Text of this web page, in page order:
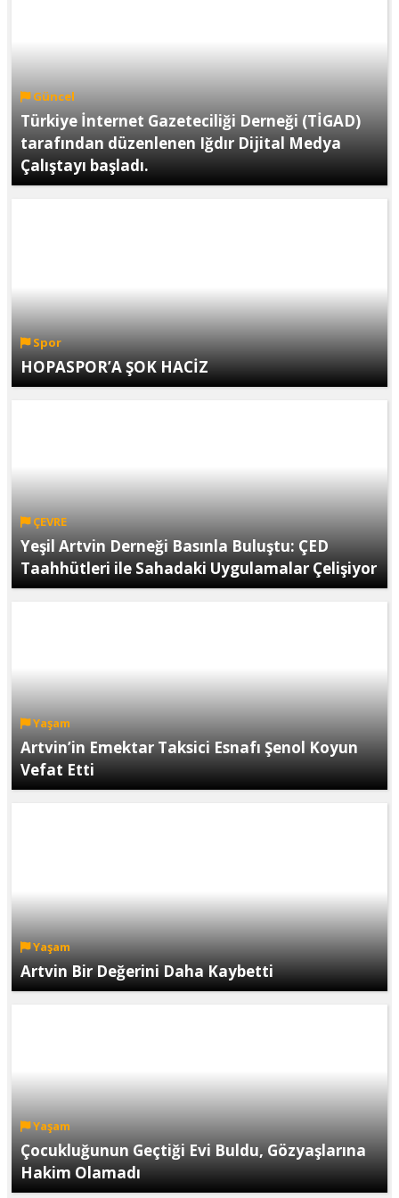
Güncel
Türkiye İnternet Gazeteciliği Derneği (TİGAD)
tarafından düzenlenen Iğdır Dijital Medya
Çalıştayı başladı.
Spor
HOPASPOR’A ŞOK HACİZ
ÇEVRE
Yeşil Artvin Derneği Basınla Buluştu: ÇED
Taahhütleri ile Sahadaki Uygulamalar Çelişiyor
Yaşam
Artvin’in Emektar Taksici Esnafı Şenol Koyun
Vefat Etti
Yaşam
Artvin Bir Değerini Daha Kaybetti
Yaşam
Çocukluğunun Geçtiği Evi Buldu, Gözyaşlarına
Hakim Olamadı